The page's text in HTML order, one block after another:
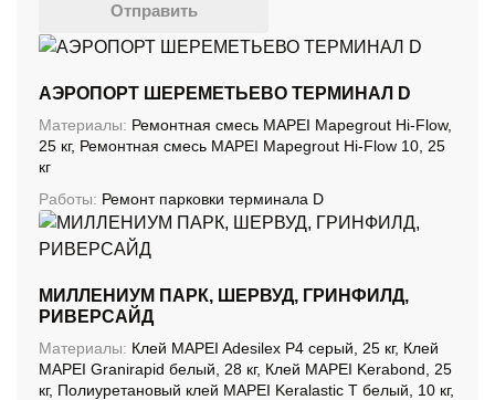
Отправить
АЭРОПОРТ ШЕРЕМЕТЬЕВО ТЕРМИНАЛ D
Материалы: Ремонтная смесь MAPEI Mapegrout Hi-Flow,
25 кг, Ремонтная смесь MAPEI Mapegrout Hi-Flow 10, 25
кг
Работы: Ремонт парковки терминала D
МИЛЛЕНИУМ ПАРК, ШЕРВУД, ГРИНФИЛД,
РИВЕРСАЙД
Материалы: Клей MAPEI Adesilex P4 серый, 25 кг, Клей
MAPEI Granirapid белый, 28 кг, Клей MAPEI Kerabond, 25
кг, Полиуретановый клей MAPEI Keralastic T белый, 10 кг,